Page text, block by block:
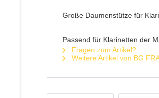
Große Daumenstütze für
Passend für Klarinetten der
Fragen zum Artikel?
Weitere Artikel von BG